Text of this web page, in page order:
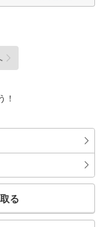
の強みを生かし
に対応します。
ご案内できます。
問欄］に希望日時をご
件周辺環境など、ぜひ
！
る